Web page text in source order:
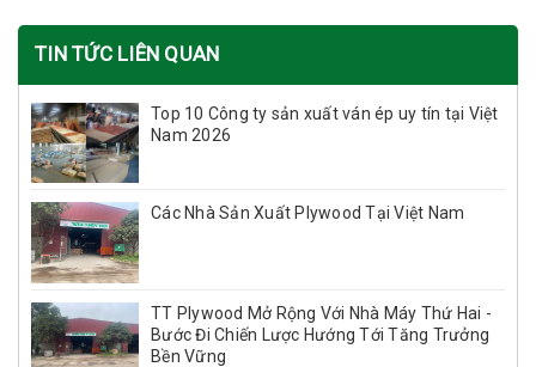
TIN TỨC LIÊN QUAN
Top 10 Công ty sản xuất ván ép uy tín tại Việt
Nam 2026
Các Nhà Sản Xuất Plywood Tại Việt Nam
TT Plywood Mở Rộng Với Nhà Máy Thứ Hai -
Bước Đi Chiến Lược Hướng Tới Tăng Trưởng
Bền Vững